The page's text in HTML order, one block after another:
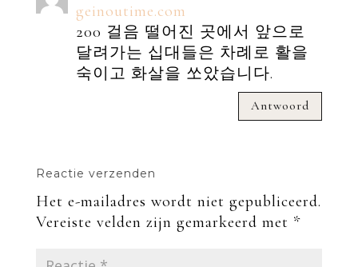
geinoutime.com
200 걸음 떨어진 곳에서 앞으로
달려가는 십대들은 차례로 활을
숙이고 화살을 쏘았습니다.
Antwoord
Reactie verzenden
Het e-mailadres wordt niet gepubliceerd.
Vereiste velden zijn gemarkeerd met *